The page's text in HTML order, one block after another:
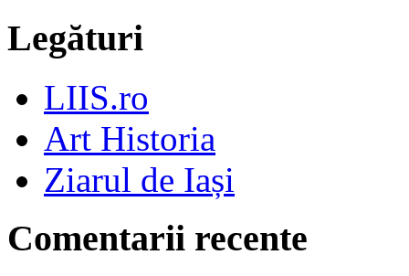
Legături
LIIS.ro
Art Historia
Ziarul de Iași
Comentarii recente